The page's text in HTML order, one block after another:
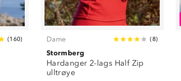
(160) Dame (8)
Stormberg
Hardanger 2-lags Half Zip
ulltrøye